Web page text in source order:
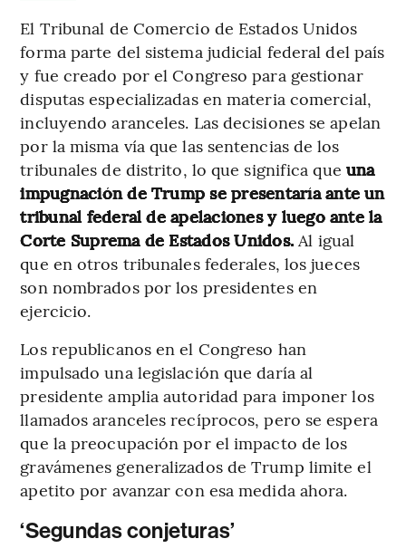
El Tribunal de Comercio de Estados Unidos
forma parte del sistema judicial federal del país
y fue creado por el Congreso para gestionar
disputas especializadas en materia comercial,
incluyendo aranceles. Las decisiones se apelan
por la misma vía que las sentencias de los
tribunales de distrito, lo que significa que una
impugnación de Trump se presentaría ante un
tribunal federal de apelaciones y luego ante la
Corte Suprema de Estados Unidos. Al igual
que en otros tribunales federales, los jueces
son nombrados por los presidentes en
ejercicio.
Los republicanos en el Congreso han
impulsado una legislación que daría al
presidente amplia autoridad para imponer los
llamados aranceles recíprocos, pero se espera
que la preocupación por el impacto de los
gravámenes generalizados de Trump limite el
apetito por avanzar con esa medida ahora.
‘Segundas conjeturas’